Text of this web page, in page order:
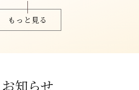
もっと見る
お知らせ